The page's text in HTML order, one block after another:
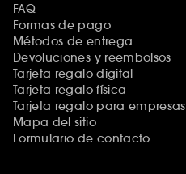
FAQ
Formas de pago
Métodos de entrega
Devoluciones y reembolsos
Tarjeta regalo digital
Tarjeta regalo física
Tarjeta regalo para empresas
Mapa del sitio
Formulario de contacto